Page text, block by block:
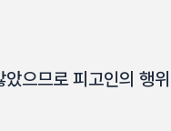
으므로 피고인의 행